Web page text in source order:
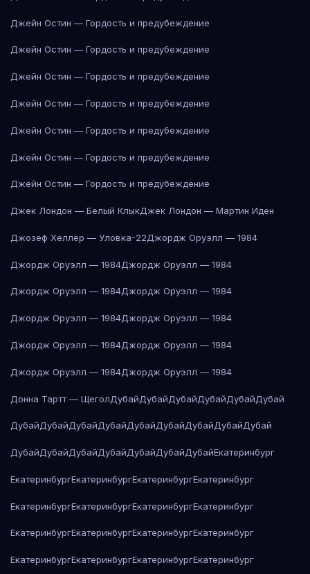
Джейн Остин — Гордость и предубеждение
Джейн Остин — Гордость и предубеждение
Джейн Остин — Гордость и предубеждение
Джейн Остин — Гордость и предубеждение
Джейн Остин — Гордость и предубеждение
Джейн Остин — Гордость и предубеждение
Джейн Остин — Гордость и предубеждение
Джек Лондон — Белый КлыкДжек Лондон — Мартин Иден
Джозеф Хеллер — Уловка-22Джордж Оруэлл — 1984
Джордж Оруэлл — 1984Джордж Оруэлл — 1984
Джордж Оруэлл — 1984Джордж Оруэлл — 1984
Джордж Оруэлл — 1984Джордж Оруэлл — 1984
Джордж Оруэлл — 1984Джордж Оруэлл — 1984
Джордж Оруэлл — 1984Джордж Оруэлл — 1984
Донна Тартт — ЩеголДубайДубайДубайДубайДубайДубай
ДубайДубайДубайДубайДубайДубайДубайДубайДубай
ДубайДубайДубайДубайДубайДубайДубайЕкатеринбург
ЕкатеринбургЕкатеринбургЕкатеринбургЕкатеринбург
ЕкатеринбургЕкатеринбургЕкатеринбургЕкатеринбург
ЕкатеринбургЕкатеринбургЕкатеринбургЕкатеринбург
ЕкатеринбургЕкатеринбургЕкатеринбургЕкатеринбург